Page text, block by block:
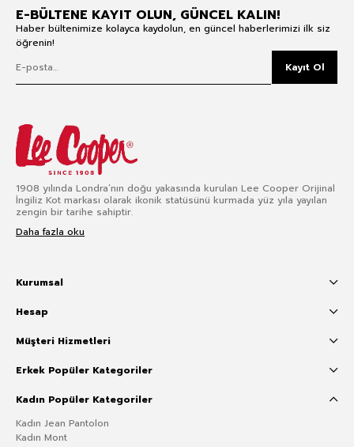
E-BÜLTENE KAYIT OLUN, GÜNCEL KALIN!
Haber bültenimize kolayca kaydolun, en güncel haberlerimizi ilk siz
öğrenin!
Kayıt Ol
1908 yılında Londra’nın doğu yakasında kurulan Lee Cooper Orijinal
İngiliz Kot markası olarak ikonik statüsünü kurmada yüz yıla yayılan
zengin bir tarihe sahiptir.
Daha fazla oku
Kurumsal
Hesap
Müşteri Hizmetleri
Erkek Popüler Kategoriler
Kadın Popüler Kategoriler
Kadın Jean Pantolon
Kadın Mont